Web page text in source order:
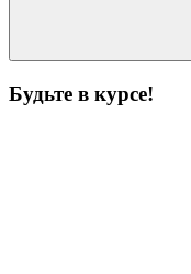
Будьте в курсе!